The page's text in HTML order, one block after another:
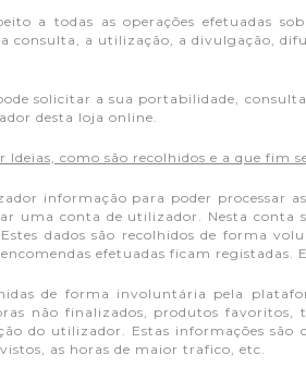
a todas as operações efetuadas
consulta, a utilização, a divulgação,
solicitar a sua portabilidade,
desta loja online.
Ideias, como são recolhidos e a que fim
informação para poder processar
uma conta de utilizador. Nesta conta
dados são recolhidos de forma
efetuadas ficam registadas.
de forma involuntária pela
não finalizados, produtos
do utilizador. Estas informações
as horas de maior trafico, etc.